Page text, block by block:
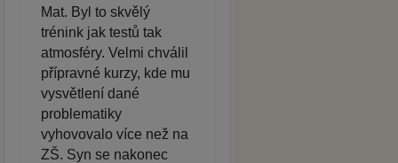
Mat. Byl to skvělý
trénink jak testů tak
atmosféry. Velmi chválil
přípravné kurzy, kde mu
vysvětlení dané
problematiky
vyhovovalo více než na
ZŠ. Syn se nakonec